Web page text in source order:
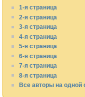
1-я страница
2-я страница
3-я страница
4-я страница
5-я страница
6-я страница
7-я страница
8-я страница
Все авторы на одной